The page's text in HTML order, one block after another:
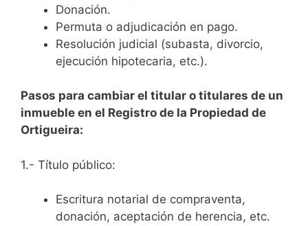
Donación.
Permuta o adjudicación en pago.
Resolución judicial (subasta, divorcio,
ejecución hipotecaria, etc.).
Pasos para cambiar el titular o titulares de un
inmueble en el Registro de la Propiedad de
Ortigueira:
1.- Título público:
Escritura notarial de compraventa,
donación, aceptación de herencia, etc.